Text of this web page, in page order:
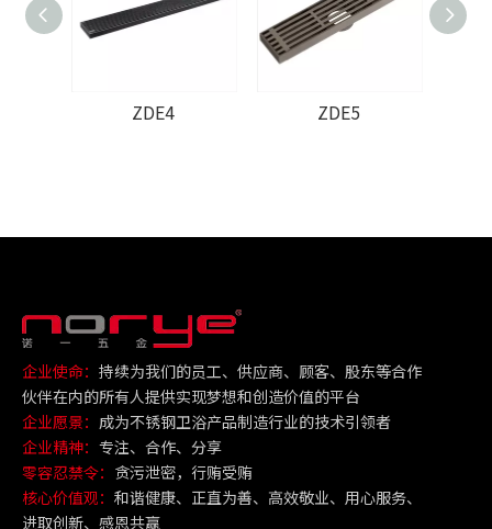
ZDE4 ZDE5
企业使命： 持续为我们的员工、供应商、顾客、股东等合作
伙伴在内的所有人提供实现梦想和创造价值的平台
企业愿景： 成为不锈钢卫浴产品制造行业的技术引领者
企业精神： 专注、合作、分享
零容忍禁令： 贪污泄密，行贿受贿
核心价值观： 和谐健康、正直为善、高效敬业、用心服务、
进取创新、感恩共赢